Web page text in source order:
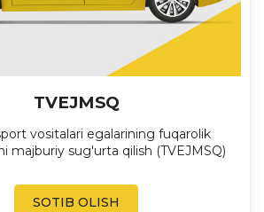
TVEJMSQ
vositalari egalarining fuqarolik
majburiy sug'urta qilish (TVEJMSQ)
SOTIB OLISH